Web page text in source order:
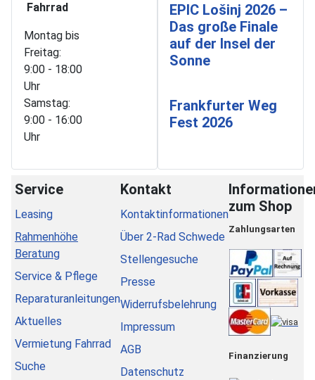
Fahrrad
Montag bis
Freitag:
9:00 - 18:00
Uhr
Samstag:
9:00 - 16:00
Uhr
EPIC Lošinj 2026 –
Das große Finale
auf der Insel der
Sonne
Frankfurter Weg
Fest 2026
Service
Leasing
Rahmenhöhe
Beratung
Service & Pflege
Reparaturanleitungen
Aktuelles
Vermietung Fahrrad
Suche
Kontakt
Kontaktinformationen
Über 2-Rad Schwede
Stellengesuche
Presse
Widerrufsbelehrung
Impressum
AGB
Datenschutz
zum Shop
Zahlungsarten
Finanzierung